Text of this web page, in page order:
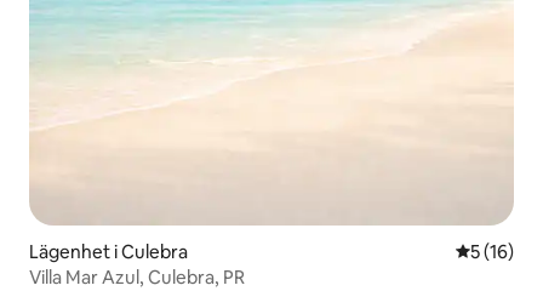
Lägenhet i Culebra 5 av 5 i
5 (16)
Villa Mar Azul, Culebra, PR